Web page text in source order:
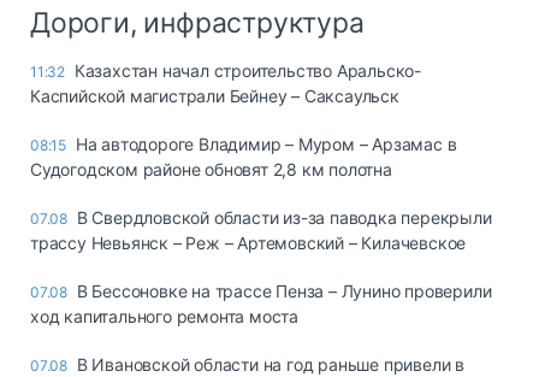
Дороги, инфраструктура
11:32 Казахстан начал строительство Аральско-
Каспийской магистрали Бейнеу – Саксаульск
08:15 На автодороге Владимир – Муром – Арзамас в
Судогодском районе обновят 2,8 км полотна
07.08 В Свердловской области из-за паводка перекрыли
трассу Невьянск – Реж – Артемовский – Килачевское
07.08 В Бессоновке на трассе Пенза – Лунино проверили
ход капитального ремонта моста
07.08 В Ивановской области на год раньше привели в